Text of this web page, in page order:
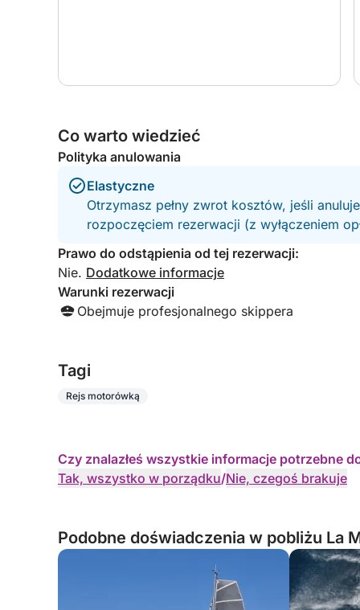
Skontaktuj się z nami, aby uzyskać więcej
Co warto wiedzieć
Polityka anulowania
Elastyczne
Otrzymasz pełny zwrot kosztów, jeśli
rozpoczęciem rezerwacji (z wyłączeniem
Prawo do odstąpienia od tej rezerwacji:
Nie. Dodatkowe informacje
Warunki rezerwacji
Obejmuje profesjonalnego skippera
Tagi
Rejs motorówką
Czy znalazłeś wszystkie informacje potrzebne
Tak, wszystko w porządku/Nie, czegoś brakuje
Podobne doświadczenia w pobliżu La